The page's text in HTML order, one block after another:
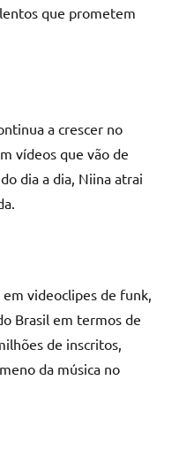
que prometem
a crescer no
vídeos que vão de
dia a dia, Niina atrai
em videoclipes de funk,
Brasil em termos de
de inscritos,
da música no